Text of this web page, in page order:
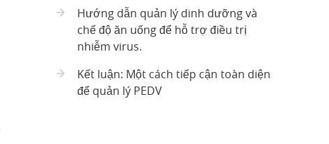
Hướng dẫn quản lý dinh dưỡng và
chế độ ăn uống để hỗ trợ điều trị
nhiễm virus.
Kết luận: Một cách tiếp cận toàn diện
để quản lý PEDV